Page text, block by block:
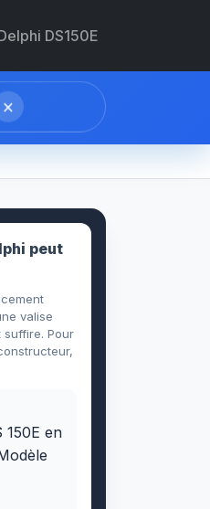
DS150E
×
peut
valise
suffire. Pour